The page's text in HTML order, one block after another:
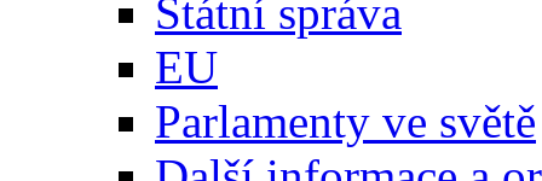
Státní správa
EU
Parlamenty ve světě